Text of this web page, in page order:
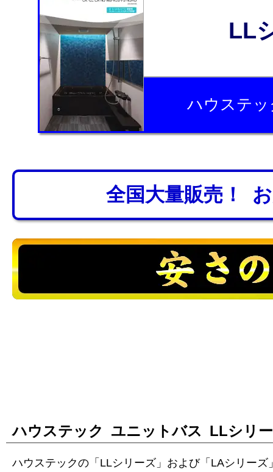
LL
ハウステ
全国大量販売！
ハウステック ユニットバス LLシリ
ハウステックの「LLシリーズ」および「LAシリー